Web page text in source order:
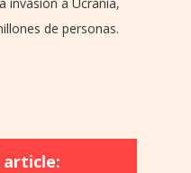
de personas.
article: